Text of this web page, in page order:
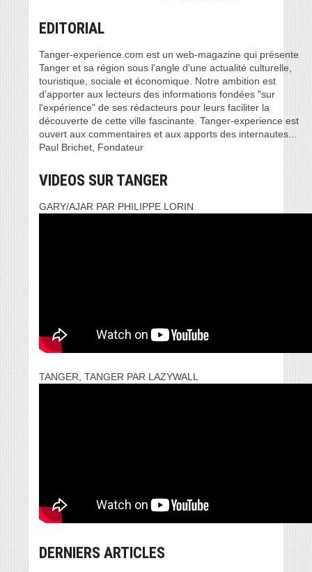
EDITORIAL
Tanger-experience.com est un web-magazine qui présente
Tanger et sa région sous l'angle d'une actualité culturelle,
touristique, sociale et économique. Notre ambition est
d’apporter aux lecteurs des informations fondées "sur
l'expérience" de ses rédacteurs pour leurs faciliter la
découverte de cette ville fascinante. Tanger-experience est
ouvert aux commentaires et aux apports des internautes...
Paul Brichet, Fondateur
VIDEOS SUR TANGER
GARY/AJAR PAR PHILIPPE LORIN
TANGER, TANGER PAR LAZYWALL
DERNIERS ARTICLES